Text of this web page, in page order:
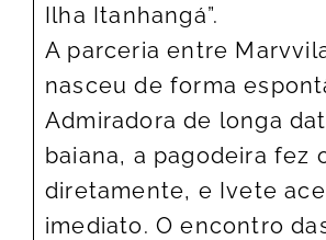
Ilha Itanhangá”.
A parceria entre
nasceu de forma
Admiradora de longa
baiana, a pagodeira fez
diretamente, e Ivete
imediato. O encontro